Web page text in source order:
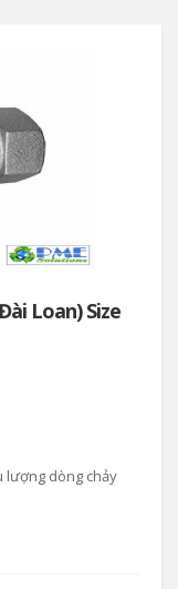
Loan) Size
lượng dòng chảy